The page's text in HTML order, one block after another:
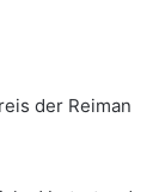
der Reiman